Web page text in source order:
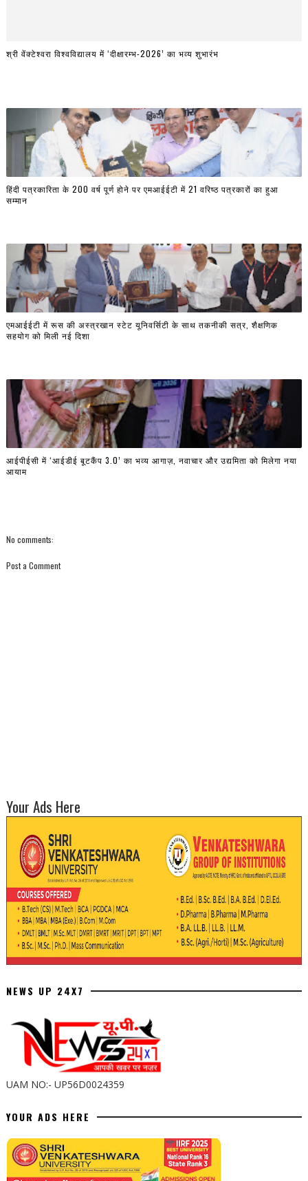
श्री वेंक्टेश्वरा विश्वविद्यालय में ‘दीक्षारम्भ-2026’ का भव्य शुभारंभ
हिंदी पत्रकारिता के 200 वर्ष पूर्ण होने पर एमआईईटी में 21 वरिष्ठ पत्रकारों का हुआ
सम्मान
एमआईईटी में रूस की अस्त्रखान स्टेट यूनिवर्सिटी के साथ तकनीकी सत्र, शैक्षणिक
सहयोग को मिली नई दिशा
आईपीईसी में ‘आईडीई बूटकैंप 3.0’ का भव्य आगाज़, नवाचार और उद्यमिता को मिलेगा नया
आयाम
No comments:
Post a Comment
Your Ads Here
NEWS UP 24X7
UAM NO:- UP56D0024359
YOUR ADS HERE